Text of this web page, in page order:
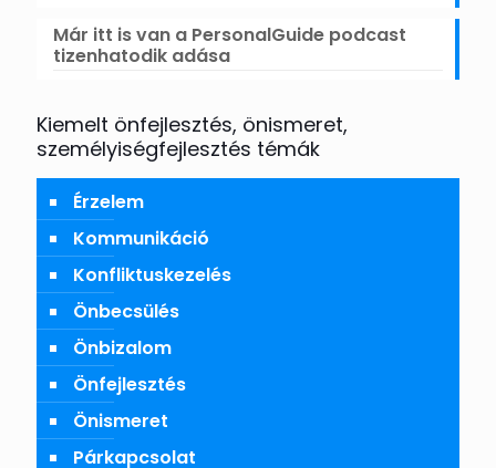
Már itt is van a PersonalGuide podcast
tizenhatodik adása
Kiemelt önfejlesztés, önismeret,
személyiségfejlesztés témák
Érzelem
Kommunikáció
Konfliktuskezelés
Önbecsülés
Önbizalom
Önfejlesztés
Önismeret
Párkapcsolat